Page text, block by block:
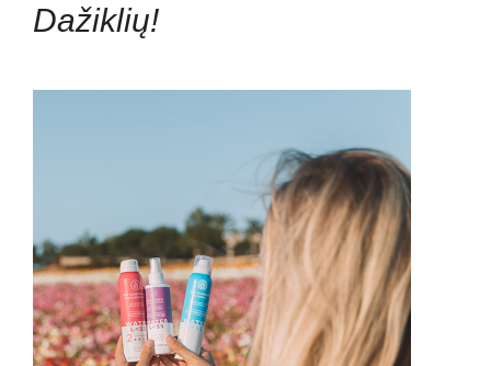
Dažiklių!